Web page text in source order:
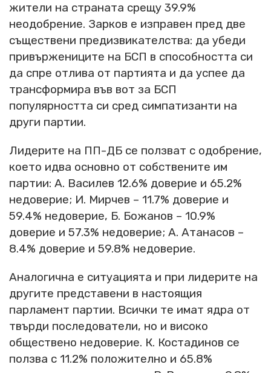
жители на страната срещу 39.9%
неодобрение. Зарков е изправен пред две
съществени предизвикателства: да убеди
привържениците на БСП в способността си
да спре отлива от партията и да успее да
трансформира във вот за БСП
популярността си сред симпатизанти на
други партии.
Лидерите на ПП-ДБ се ползват с одобрение,
което идва основно от собствените им
партии: А. Василев 12.6% доверие и 65.2%
недоверие; И. Мирчев – 11.7% доверие и
59.4% недоверие, Б. Божанов – 10.9%
доверие и 57.3% недоверие; А. Атанасов –
8.4% доверие и 59.8% недоверие.
Аналогична е ситуацията и при лидерите на
другите представени в настоящия
парламент партии. Всички те имат ядра от
твърди последователи, но и високо
обществено недоверие. К. Костадинов се
ползва с 11.2% положително и 65.8%